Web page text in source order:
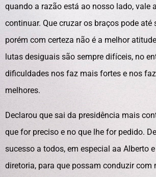
quando a razão está ao nosso lado, vale
continuar. Que cruzar os braços pode até
porém com certeza não é a melhor
lutas desiguais são sempre difíceis, no
dificuldades nos faz mais fortes e nos
melhores.
Declarou que sai da presidência mais
que for preciso e no que lhe for pedido.
sucesso a todos, em especial aa Alberto
diretoria, para que possam conduzir com